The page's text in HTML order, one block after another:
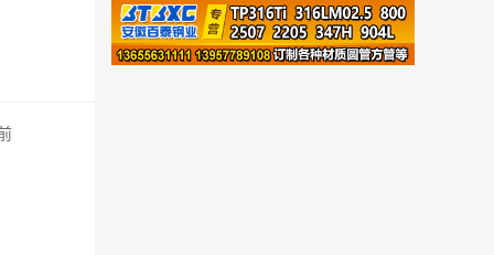
溫州互盛不銹鋼有限公司